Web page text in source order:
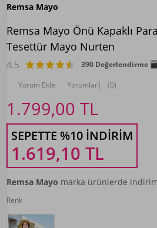
Remsa Mayo
Remsa Mayo Önü Kapaklı
Tesettür Mayo Nurten
4.5 390 Değerlendirme
Yorum Ekle Yorumlar| (0)
1.799,00 TL
SEPETTE %10 İNDIRIM
1.619,10 TL
Remsa Mayo marka ürünlerde
Renk